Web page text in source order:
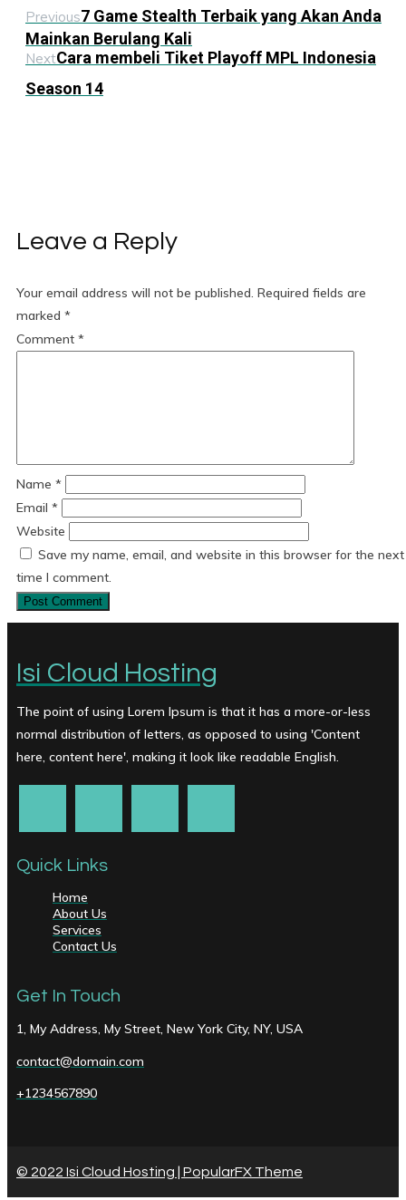
Previous7 Game Stealth Terbaik yang Akan Anda
Mainkan Berulang Kali
NextCara membeli Tiket Playoff MPL Indonesia
Season 14
Leave a Reply
Your email address will not be published. Required fields are
marked *
Comment *
Name *
Email *
Website
Save my name, email, and website in this browser for the next
time I comment.
Isi Cloud Hosting
The point of using Lorem Ipsum is that it has a more-or-less
normal distribution of letters, as opposed to using 'Content
here, content here', making it look like readable English.
Quick Links
Home
About Us
Services
Contact Us
Get In Touch
1, My Address, My Street, New York City, NY, USA
contact@domain.com
+1234567890
© 2022 Isi Cloud Hosting | PopularFX Theme